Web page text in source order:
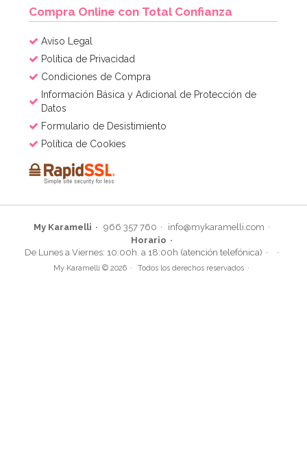
Compra Online con Total Confianza
Aviso Legal
Política de Privacidad
Condiciones de Compra
Información Básica y Adicional de Protección de
Datos
Formulario de Desistimiento
Política de Cookies
My Karamelli 966 357 760
info@mykaramelli.com
Horario
De Lunes a Viernes: 10:00h. a 18:00h (atención telefónica)
My Karamelli © 2026 Todos los derechos reservados